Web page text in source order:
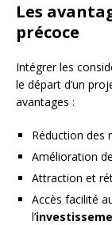
Les
précoce
Intégrer les
le départ d’un
avantages :
Réduction des
Amélioration
Attraction et
Accès facilité
l’